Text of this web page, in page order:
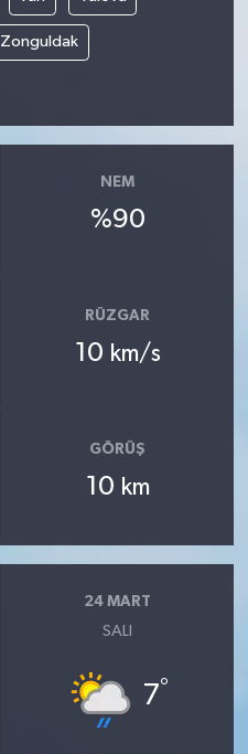
Zonguldak
NEM
%90
RÜZGAR
10 km/s
GÖRÜŞ
10 km
24 MART
SALI
7°